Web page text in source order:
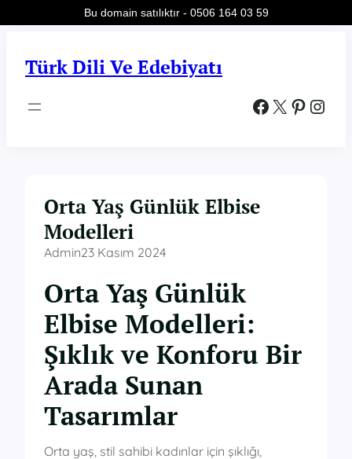
Türk Dili Ve Edebiyatı
Facebook X Pinterest Instagram
Orta Yaş Günlük Elbise
Modelleri
Admin23 Kasım 2024
Orta Yaş Günlük
Elbise Modelleri:
Şıklık ve Konforu Bir
Arada Sunan
Tasarımlar
Orta yaş, stil sahibi kadınlar için şıklığı,
Bu domain satılıktır - 0506 164 03 59